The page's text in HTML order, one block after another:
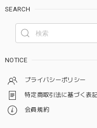
SEARCH
NOTICE
プライバシーポリシー
特定商取引法に基づく表
会員規約